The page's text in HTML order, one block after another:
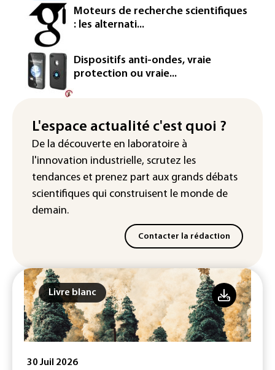
Iris³: Eutelsat investira 3,4 milliards
d'euros dans la future constellation
européenne
Le magazine VSD racheté par
l'entrepreneur Vianney d'Alançon
La production française de maïs
"Retour en force" progressif de la
chaleur dans les prochains jours en
France
Moteurs de recherche scientifiques
: les alternati...
Dispositifs anti-ondes, vraie
protection ou vraie...
L'espace actualité c'est quoi ?
De la découverte en laboratoire à
l'innovation industrielle, scrutez les
tendances et prenez part aux grands débats
scientifiques qui construisent le monde de
demain.
Contacter la rédaction
Livre blanc
30 Juil 2026